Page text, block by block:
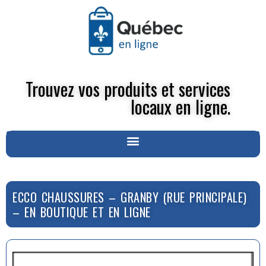
Trouvez vos produits et services
locaux en ligne.
ECCO CHAUSSURES – GRANBY (RUE PRINCIPALE)
– EN BOUTIQUE ET EN LIGNE